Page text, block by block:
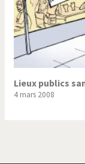
Lieux publics
4 mars 2008